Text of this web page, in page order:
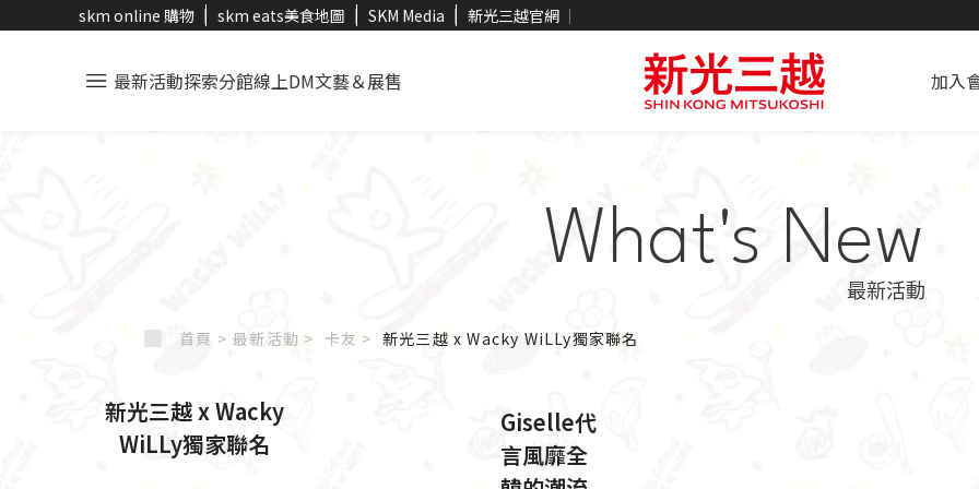
skm online 購物 skm eats美食地圖 SKM Media 新光三越官網
最新活動探索分館線上DM文藝＆展售 加入
What's New
最新活動
首頁 > 最新活動 > 卡友 > 新光三越 x Wacky WiLLy獨家聯名
新光三越 x Wacky
WiLLy獨家聯名
Giselle代
言風靡全